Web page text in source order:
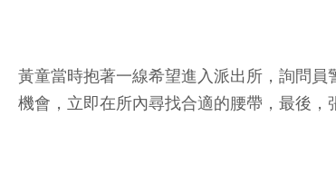
黃童當時抱著一線希望進入派出所，詢問
機會，立即在所內尋找合適的腰帶，最後，